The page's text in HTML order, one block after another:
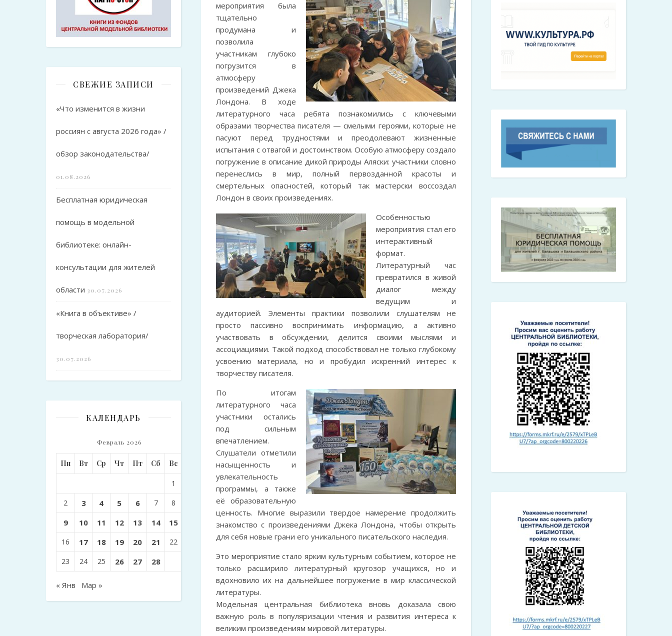
СВЕЖИЕ ЗАПИСИ
«Что изменится в жизни
россиян с августа 2026 года» /
обзор законодательства/
01.08.2026
Бесплатная юридическая
помощь в модельной
библиотеке: онлайн-
консультации для жителей
области 30.07.2026
«Книга в объективе» /
творческая лаборатория/
30.07.2026
КАЛЕНДАРЬ
Февраль 2026
Пн Вт Ср Чт Пт Сб Вс
1
2 3 4 5 6 7 8
9 10 11 12 13 14 15
16 17 18 19 20 21 22
23 24 25 26 27 28
« Янв Мар »
мероприятия была
тщательно
продумана и
позволила
участникам глубоко
погрузится в
атмосферу
произведений Джека
Лондона. В ходе
литературного часа ребята познакомились с ключевыми
образами творчества писателя — смелыми героями, которые не
пасуют перед трудностями и преодолевают жизненные
испытания с отвагой и достоинством. Особую атмосферу создало
погружение в описание дикой природы Аляски: участники словно
перенеслись в мир, полный первозданной красоты и
смертельных опасностей, который так мастерски воссоздал
Лондон в своих произведениях.
Особенностью
мероприятия стал его
интерактивный
формат.
Литературный час
превратился в живой
диалог между
ведущим и
аудиторией. Элементы практики позволили слушателям не
просто пассивно воспринимать информацию, а активно
участвовать в обсуждении, делится своими мыслями и
ассоциациями. Такой подход способствовал не только глубокому
усвоению материала, но и пробудил искренний интерес к
творчеству писателя.
По итогам
литературного часа
участники остались
под сильным
впечатлением.
Слушатели отметили
насыщенность и
увлекательность
программы, а также
её образовательную
ценность. Многие выразили твердое намерение продолжить
знакомство с произведениями Джека Лондона, чтобы открыть
для себя новые грани его уникального писательского наследия.
Это мероприятие стало ярким культурным событием, которое не
только расширило литературный кругозор учащихся, но и
вдохновило их на дальнейшее погружение в мир классической
литературы.
Модельная центральная библиотека вновь доказала свою
важную роль в популяризации чтения и развития интереса к
великим произведениям мировой литературы.